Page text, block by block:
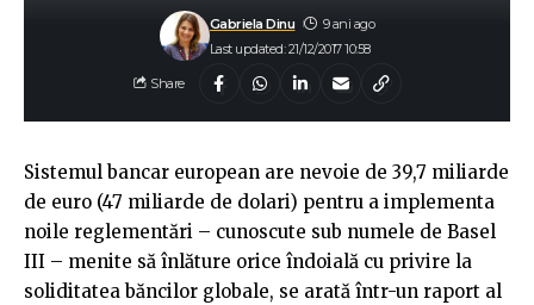
Last updated: 21/12/2017 10:58
Gabriela Dinu 9 ani ago
Share
Sistemul bancar european are nevoie de 39,7 miliarde
de euro (47 miliarde de dolari) pentru a implementa
noile reglementări – cunoscute sub numele de Basel
III – menite să înlăture orice îndoială cu privire la
soliditatea băncilor globale, se arată într-un raport al